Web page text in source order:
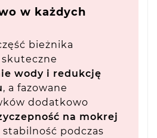
w każdych
bieżnika
wody i redukcję
, a fazowane
dodatkowo
na mokrej
stabilność podczas